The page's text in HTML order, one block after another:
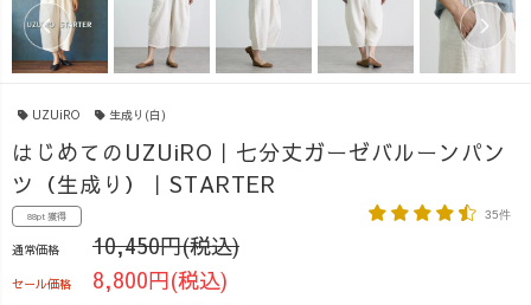
UZUiRO 生成り(白)
はじめてのUZUiRO｜七分丈ガーゼバルーンパン
ツ（生成り）｜STARTER
88pt 獲得 35件
通常価格 10,450円(税込)
セール価格 8,800円(税込)